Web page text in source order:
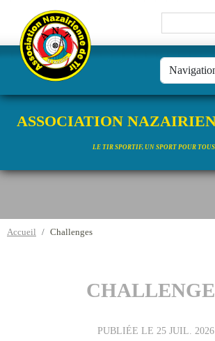
ASSOCIATION
LE TIR SPORTIF, UN SPORT POUR
Accueil Challenges
PUBLIÉE LE 25 JUIL. 2026
Panneau de gestion des cookies